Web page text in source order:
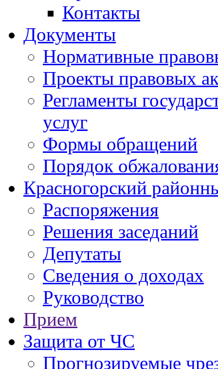
Контакты
Документы
Нормативные
Проекты правовых
Регламенты
услуг
Формы обращений
Порядок
Красногорский
Распоряжения
Решения заседаний
Депутаты
Сведения о доходах
Руководство
Прием
Защита от ЧС
Прогнозируемые